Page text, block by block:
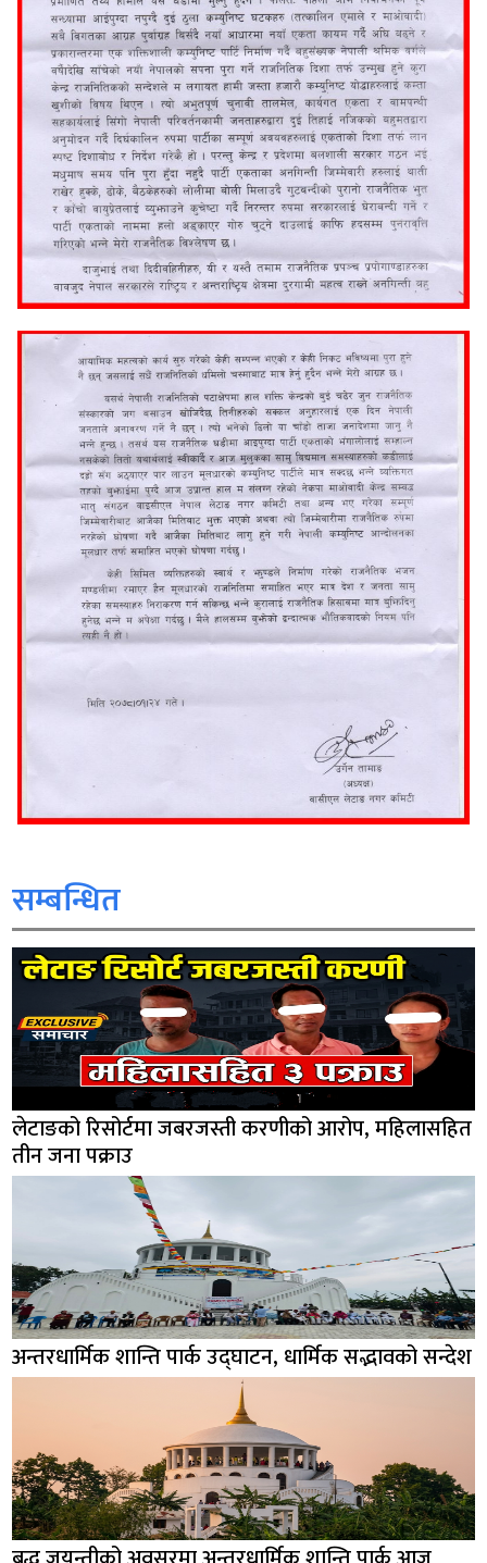
सम्बन्धित
लेटाङको रिसोर्टमा जबरजस्ती करणीको आरोप, महिलासहित
तीन जना पक्राउ
अन्तरधार्मिक शान्ति पार्क उद्घाटन, धार्मिक सद्भावको सन्देश